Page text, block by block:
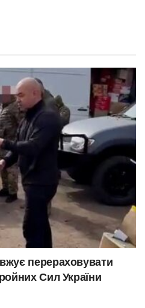
перераховувати
Сил України